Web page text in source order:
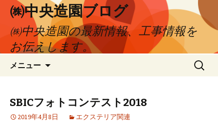
㈱中央造園ブログ
㈱中央造園の最新情報、工事情報を
お伝えします。
メニュー
ツ
へ
検
SBICフォトコンテスト2018
2019年4月8日 エクステリア関連